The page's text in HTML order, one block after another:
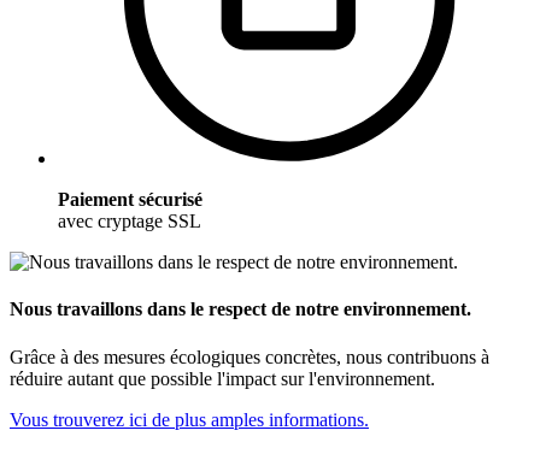
Paiement sécurisé
avec cryptage SSL
Nous travaillons dans le respect de notre environnement.
Grâce à des mesures écologiques concrètes, nous contribuons à
réduire autant que possible l'impact sur l'environnement.
Vous trouverez ici de plus amples informations.